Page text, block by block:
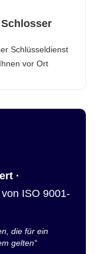
Schlüsseldienst
vor Ort
·
ISO 9001-
die für ein
gelten“